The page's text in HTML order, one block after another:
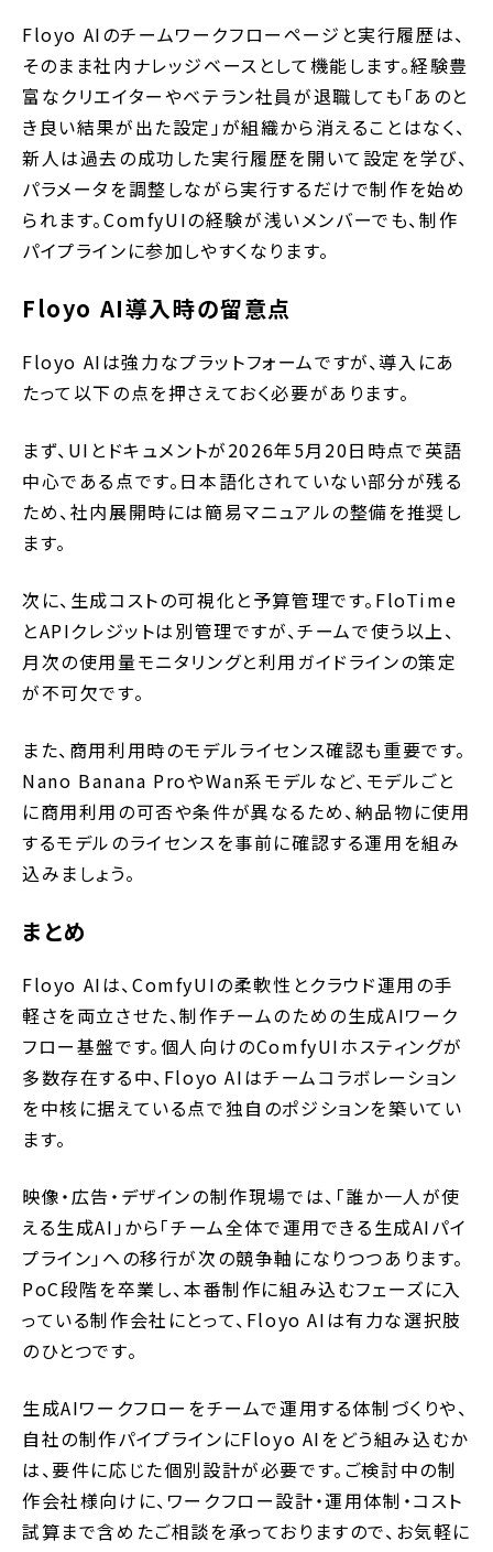
Floyo AIのチームワークフローページと実行履歴は、
そのまま社内ナレッジベースとして機能します。経験豊
富なクリエイターやベテラン社員が退職しても「あのと
き良い結果が出た設定」が組織から消えることはなく、
新人は過去の成功した実行履歴を開いて設定を学び、
パラメータを調整しながら実行するだけで制作を始め
られます。ComfyUIの経験が浅いメンバーでも、制作
パイプラインに参加しやすくなります。
Floyo AI導入時の留意点
Floyo AIは強力なプラットフォームですが、導入にあ
たって以下の点を押さえておく必要があります。
まず、UIとドキュメントが2026年5月20日時点で英語
中心である点です。日本語化されていない部分が残る
ため、社内展開時には簡易マニュアルの整備を推奨し
ます。
次に、生成コストの可視化と予算管理です。FloTime
とAPIクレジットは別管理ですが、チームで使う以上、
月次の使用量モニタリングと利用ガイドラインの策定
が不可欠です。
また、商用利用時のモデルライセンス確認も重要です。
Nano Banana ProやWan系モデルなど、モデルごと
に商用利用の可否や条件が異なるため、納品物に使用
するモデルのライセンスを事前に確認する運用を組み
込みましょう。
まとめ
Floyo AIは、ComfyUIの柔軟性とクラウド運用の手
軽さを両立させた、制作チームのための生成AIワーク
フロー基盤です。個人向けのComfyUIホスティングが
多数存在する中、Floyo AIはチームコラボレーション
を中核に据えている点で独自のポジションを築いてい
ます。
映像・広告・デザインの制作現場では、「誰か一人が使
える生成AI」から「チーム全体で運用できる生成AIパイ
プライン」への移行が次の競争軸になりつつあります。
PoC段階を卒業し、本番制作に組み込むフェーズに入
っている制作会社にとって、Floyo AIは有力な選択肢
のひとつです。
生成AIワークフローをチームで運用する体制づくりや、
自社の制作パイプラインにFloyo AIをどう組み込むか
は、要件に応じた個別設計が必要です。ご検討中の制
作会社様向けに、ワークフロー設計・運用体制・コスト
試算まで含めたご相談を承っておりますので、お気軽に